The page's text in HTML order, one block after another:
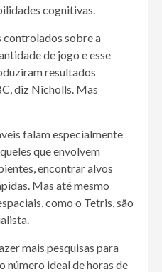
cognitivas.
controlados sobre a
de jogo e esse
resultados
diz Nicholls. Mas
​​falam especialmente
que envolvem
encontrar alvos
Mas até mesmo
como o Tetris, são
mais pesquisas para
número ideal de horas de